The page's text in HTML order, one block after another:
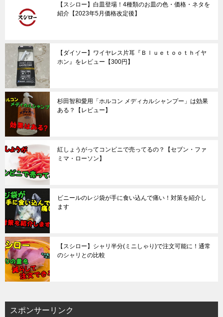
【スシロー】白皿登場！4種類のお皿の色・価格・ネタを
紹介【2023年5月価格改定後】
【ダイソー】ワイヤレス片耳『Ｂｌｕｅｔｏｏｔｈイヤ
ホン』をレビュー【300円】
杉田智和愛用「ホルコン メディカルシャンプー」は効果
ある？【レビュー】
紅しょうがってコンビニで売ってるの？【セブン・ファ
ミマ・ローソン】
ビニールのレジ袋が手に食い込んで痛い！対策を紹介し
ます
【スシロー】シャリ半分(ミニしゃり)で注文可能に！通常
のシャリとの比較
スポンサーリンク